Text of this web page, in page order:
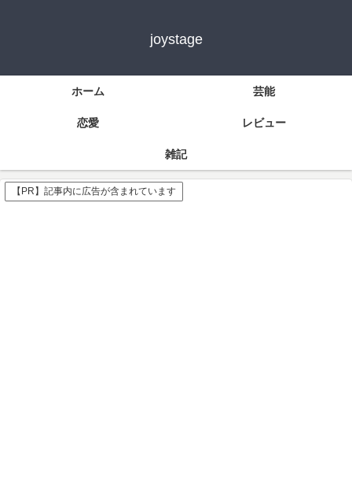
joystage
ホーム 芸能
恋愛 レビュー
雑記
【PR】記事内に広告が含まれています